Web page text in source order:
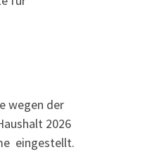
wegen der
2026
eingestellt.